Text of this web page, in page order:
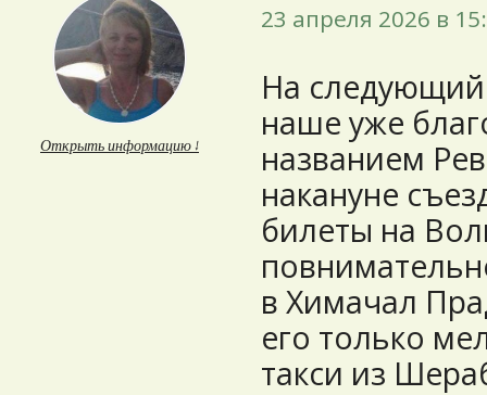
Открыть информацию ↓
23 апреля 2026 в
На
наше уже
названием
накануне
билеты на
в Химачал
его только
такси из